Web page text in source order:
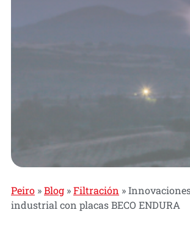
Peiro »Blog »Filtración »
industrial con placas BECO ENDURA